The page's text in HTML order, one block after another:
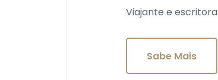
Viajante e escritora
Sabe Mais